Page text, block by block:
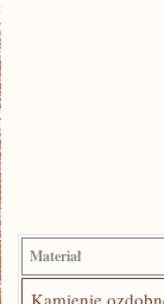
Materiał
Kamienie